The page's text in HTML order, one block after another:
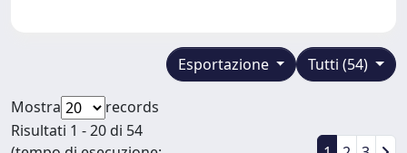
Tutti (54)
Esportazione
Mostra
records
Risultati 1 - 20 di 54